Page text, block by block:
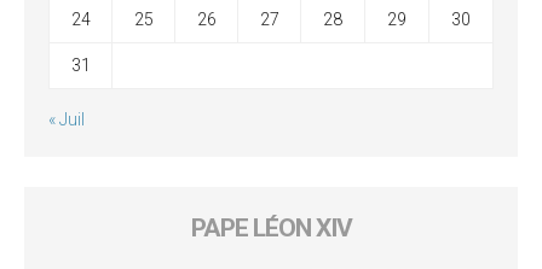
24 25 26 27 28 29 30
31
« Juil
PAPE LÉON XIV